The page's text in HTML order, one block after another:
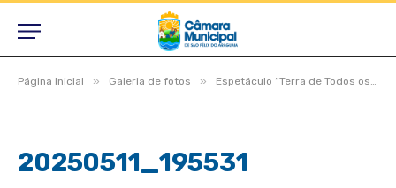
Página Inicial » Galeria de fotos » Espetáculo “Terra de Todos os Brasileiros” emociona público nas comemorações dos 49 anos de São Félix do Araguaia
20250511_195531